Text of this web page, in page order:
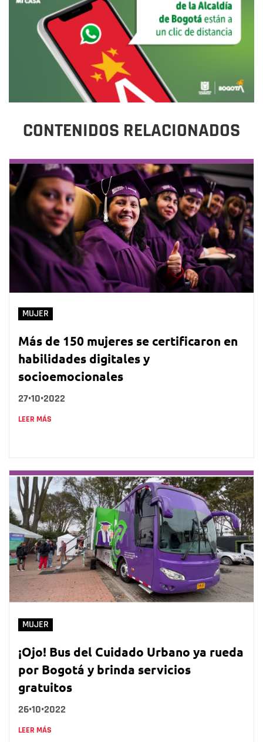
CONTENIDOS RELACIONADOS
MUJER
Más de 150 mujeres se certificaron en
habilidades digitales y
socioemocionales
27•10•2022
LEER MÁS
MUJER
¡Ojo! Bus del Cuidado Urbano ya rueda
por Bogotá y brinda servicios
gratuitos
26•10•2022
LEER MÁS